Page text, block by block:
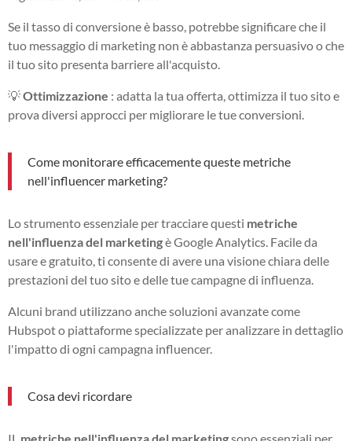
Se il tasso di conversione è basso, potrebbe significare che il
tuo messaggio di marketing non è abbastanza persuasivo o che
il tuo sito presenta barriere all'acquisto.
💡Ottimizzazione : adatta la tua offerta, ottimizza il tuo sito e
prova diversi approcci per migliorare le tue conversioni.
Come monitorare efficacemente queste metriche
nell'influencer marketing?
Lo strumento essenziale per tracciare questi metriche
nell'influenza del marketingè Google Analytics. Facile da
usare e gratuito, ti consente di avere una visione chiara delle
prestazioni del tuo sito e delle tue campagne di influenza.
Alcuni brand utilizzano anche soluzioni avanzate come
Hubspot o piattaforme specializzate per analizzare in dettaglio
l'impatto di ogni campagna influencer.
Cosa devi ricordare
IL metriche nell'influenza del marketingsono essenziali per